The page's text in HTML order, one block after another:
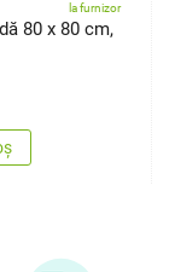
la furnizor
80 x 80 cm,